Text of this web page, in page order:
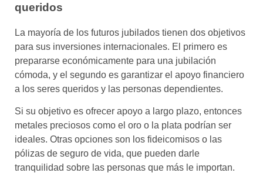
queridos
La mayoría de los futuros jubilados tienen dos objetivos
para sus inversiones internacionales. El primero es
prepararse económicamente para una jubilación
cómoda, y el segundo es garantizar el apoyo financiero
a los seres queridos y las personas dependientes.
Si su objetivo es ofrecer apoyo a largo plazo, entonces
metales preciosos como el oro o la plata podrían ser
ideales. Otras opciones son los fideicomisos o las
pólizas de seguro de vida, que pueden darle
tranquilidad sobre las personas que más le importan.